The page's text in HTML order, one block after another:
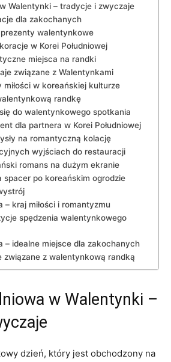
Walentynki – tradycje i ⁢zwyczaje
dla zakochanych
walentynkowe
w Korei Południowej
miejsca na randki
związane z Walentynkami
⁢miłości ‍w koreańskiej ⁢kulturze
randkę
do walentynkowego spotkania
⁤dla partnera w Korei Południowej
na romantyczną kolację
wyjściach do restauracji
romans na dużym ekranie
spacer po koreańskim ogrodzie
– kraj miłości i romantyzmu
spędzenia walentynkowego
– ⁢idealne miejsce dla zakochanych
związane z ⁤walentynkową randką
w Walentynki –
dzień, który jest obchodzony na